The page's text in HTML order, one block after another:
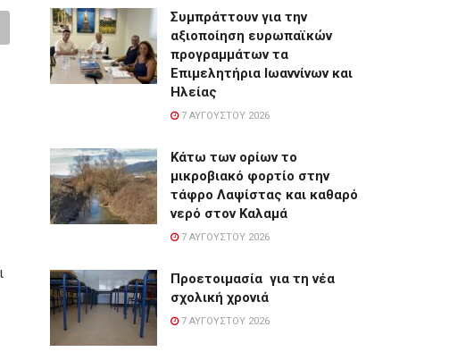
Συμπράττουν για την
αξιοποίηση ευρωπαϊκών
προγραμμάτων τα
Επιμελητήρια Ιωαννίνων και
Ηλείας
7 ΑΥΓΟΎΣΤΟΥ 2026
Κάτω των ορίων το
μικροβιακό φορτίο στην
τάφρο Λαψίστας και καθαρό
νερό στον Καλαμά
7 ΑΥΓΟΎΣΤΟΥ 2026
Προετοιμασία για τη νέα
σχολική χρονιά
7 ΑΥΓΟΎΣΤΟΥ 2026